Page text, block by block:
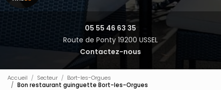
05 55 46 63 35
Route de Ponty 19200 USSEL
Contactez-nous
Voir le certificat
Accueil Secteur
Bort-les-Orgues
Bon restaurant guinguette Bort-les-Orgues